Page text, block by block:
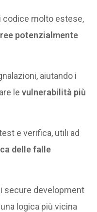
codice molto estese,
potenzialmente
aiutando i
levulnerabilità più
e verifica, utili ad
delle falle
secure development
logica più vicina